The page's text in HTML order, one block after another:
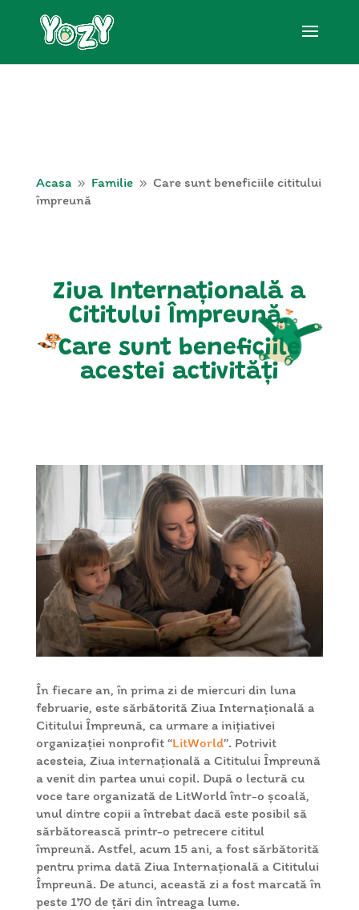
Acasa 9 Familie 9 Care sunt beneficiile cititului
împreună
Ziua Internațională a
Cititului Împreună.
Care sunt beneficiile
acestei activități
În fiecare an, în prima zi de miercuri din luna
februarie, este sărbătorită Ziua Internațională a
Cititului Împreună, ca urmare a inițiativei
organizației nonprofit “LitWorld”. Potrivit
acesteia, Ziua internațională a Cititului Împreună
a venit din partea unui copil. După o lectură cu
voce tare organizată de LitWorld într-o școală,
unul dintre copii a întrebat dacă este posibil să
sărbătorească printr-o petrecere cititul
împreună. Astfel, acum 15 ani, a fost sărbătorită
pentru prima dată Ziua Internațională a Cititului
Împreună. De atunci, această zi a fost marcată în
peste 170 de țări din întreaga lume.